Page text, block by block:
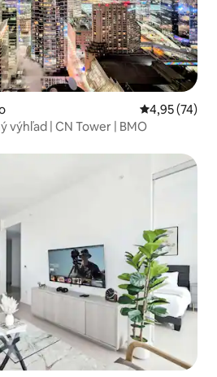
Priemerné
4,95 (74)
výhľad | CN Tower | BMO